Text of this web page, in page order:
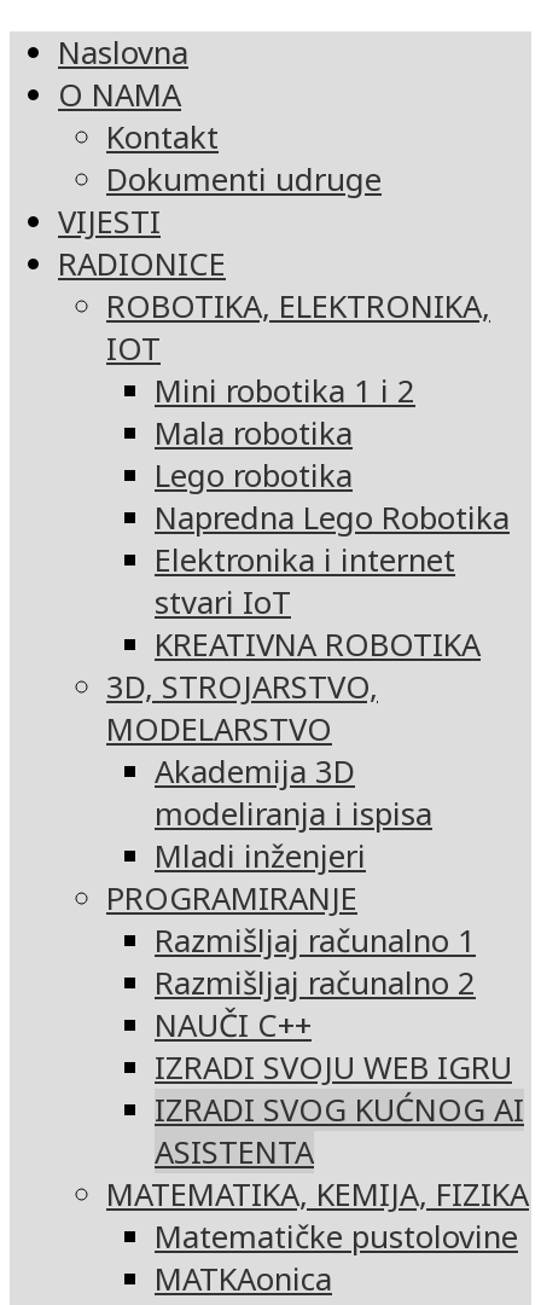
Naslovna
O NAMA
Kontakt
Dokumenti udruge
VIJESTI
RADIONICE
ROBOTIKA, ELEKTRONIKA,
IOT
Mini robotika 1 i 2
Mala robotika
Lego robotika
Napredna Lego Robotika
Elektronika i internet
stvari IoT
KREATIVNA ROBOTIKA
3D, STROJARSTVO,
MODELARSTVO
Akademija 3D
modeliranja i ispisa
Mladi inženjeri
PROGRAMIRANJE
Razmišljaj računalno 1
Razmišljaj računalno 2
NAUČI C++
IZRADI SVOJU WEB IGRU
IZRADI SVOG KUĆNOG AI
ASISTENTA
MATEMATIKA, KEMIJA, FIZIKA
Matematičke pustolovine
MATKAonica